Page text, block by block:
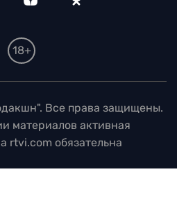
18+
Все права защищены.
материалов активная
rtvi.com обязательна